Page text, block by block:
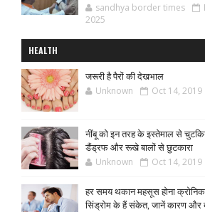
sandhya border times
2025
HEALTH
जरूरी है पैरों की देखभाल
Unknown Oct 14, 2019
नींबू को इन तरह के इस्तेमाल से
डैंड्रफ और रूखे बालों से छुटकारा
Unknown Oct 14, 2019
हर समय थकान महसूस होना
सिंड्रोम के हैं संकेत, जानें कारण और